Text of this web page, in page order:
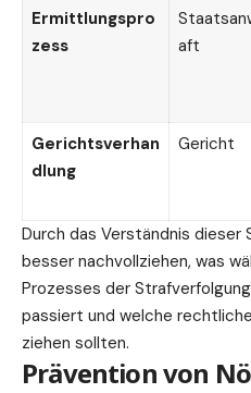
Ermittlungspro
zess
aft
Gerichtsverhan
dlung
Gericht
Durch das Verständnis
besser nachvollziehen, was
Prozesses der
passiert und welche
ziehen sollten.
Prävention von